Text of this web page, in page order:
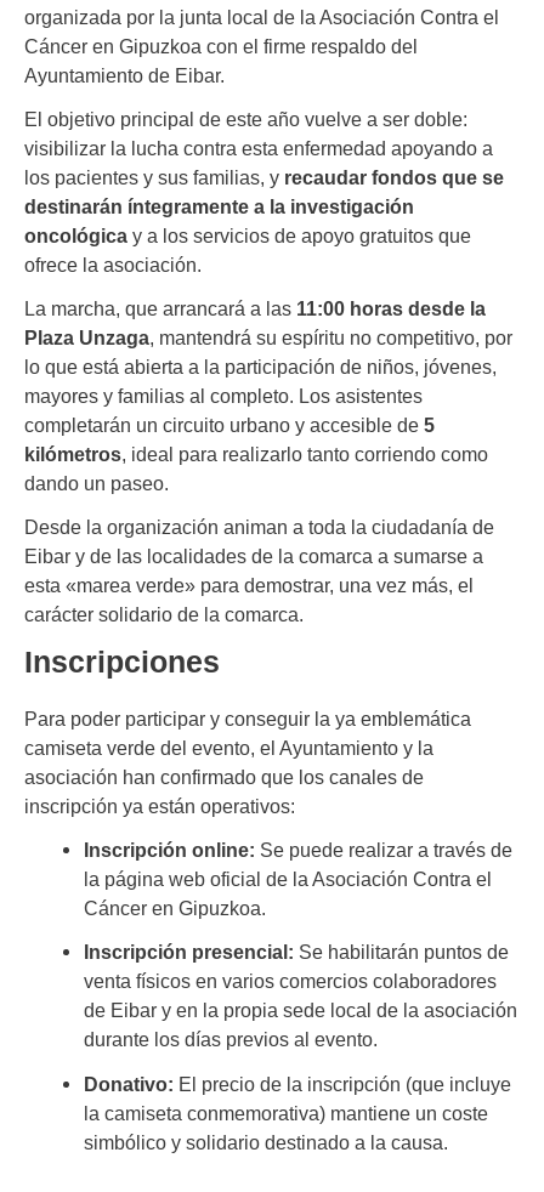
organizada por la junta local de la Asociación Contra el
Cáncer en Gipuzkoa con el firme respaldo del
Ayuntamiento de Eibar.
El objetivo principal de este año vuelve a ser doble:
visibilizar la lucha contra esta enfermedad apoyando a
los pacientes y sus familias, y recaudar fondos que se
destinarán íntegramente a la investigación
oncológica y a los servicios de apoyo gratuitos que
ofrece la asociación.
La marcha, que arrancará a las 11:00 horas desde la
Plaza Unzaga, mantendrá su espíritu no competitivo, por
lo que está abierta a la participación de niños, jóvenes,
mayores y familias al completo. Los asistentes
completarán un circuito urbano y accesible de 5
kilómetros, ideal para realizarlo tanto corriendo como
dando un paseo.
Desde la organización animan a toda la ciudadanía de
Eibar y de las localidades de la comarca a sumarse a
esta «marea verde» para demostrar, una vez más, el
carácter solidario de la comarca.
Inscripciones
Para poder participar y conseguir la ya emblemática
camiseta verde del evento, el Ayuntamiento y la
asociación han confirmado que los canales de
inscripción ya están operativos:
Inscripción online: Se puede realizar a través de
la página web oficial de la Asociación Contra el
Cáncer en Gipuzkoa.
Inscripción presencial: Se habilitarán puntos de
venta físicos en varios comercios colaboradores
de Eibar y en la propia sede local de la asociación
durante los días previos al evento.
Donativo: El precio de la inscripción (que incluye
la camiseta conmemorativa) mantiene un coste
simbólico y solidario destinado a la causa.